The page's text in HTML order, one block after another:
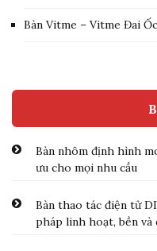
Bàn Vitme – Vitme Đai Ốc
Bàn nhôm định hình
ưu cho mọi nhu cầu
Bàn thao tác điện tử
pháp linh hoạt, bền và